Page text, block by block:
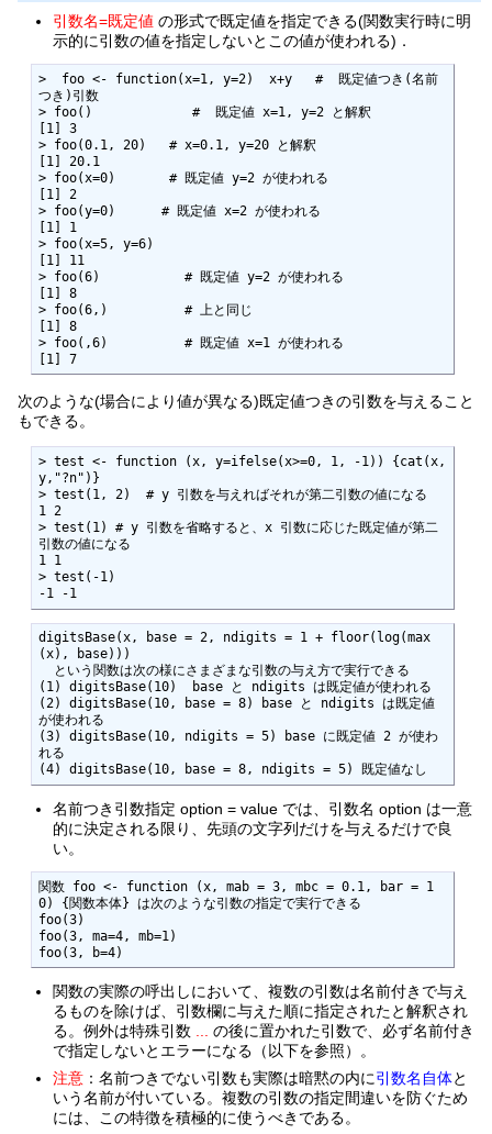
引数名=既定値 の形式で既定値を指定できる(関数実行時に明
示的に引数の値を指定しないとこの値が使われる)．
>  foo <- function(x=1, y=2)  x+y   #  既定値つき(名前
つき)引数
> foo()             #  既定値 x=1, y=2 と解釈
[1] 3
> foo(0.1, 20)   # x=0.1, y=20 と解釈
[1] 20.1
> foo(x=0)       # 既定値 y=2 が使われる
[1] 2
> foo(y=0)      # 既定値 x=2 が使われる
[1] 1
> foo(x=5, y=6)
[1] 11
> foo(6)           # 既定値 y=2 が使われる
[1] 8
> foo(6,)          # 上と同じ
[1] 8
> foo(,6)          # 既定値 x=1 が使われる
[1] 7
次のような(場合により値が異なる)既定値つきの引数を与えること
もできる。
> test <- function (x, y=ifelse(x>=0, 1, -1)) {cat(x,
y,"?n")}
> test(1, 2)  # y 引数を与えればそれが第二引数の値になる
1 2
> test(1) # y 引数を省略すると、x 引数に応じた既定値が第二
引数の値になる
1 1
> test(-1)
-1 -1
digitsBase(x, base = 2, ndigits = 1 + floor(log(max
(x), base)))
(1) digitsBase(10)  base と ndigits は既定値が使われる
(2) digitsBase(10, base = 8) base と ndigits は既定値
が使われる
(3) digitsBase(10, ndigits = 5) base に既定値 2 が使わ
れる
(4) digitsBase(10, base = 8, ndigits = 5) 既定値なし
名前つき引数指定 option = value では、引数名 option は一意
的に決定される限り、先頭の文字列だけを与えるだけで良
い。
関数 foo <- function (x, mab = 3, mbc = 0.1, bar = 1
0) {関数本体} は次のような引数の指定で実行できる
foo(3)
foo(3, ma=4, mb=1)
foo(3, b=4)
関数の実際の呼出しにおいて、複数の引数は名前付きで与え
るものを除けば、引数欄に与えた順に指定されたと解釈され
る。例外は特殊引数
の後に置かれた引数で、必ず名前付き
で指定しないとエラーになる（以下を参照）。
注意 ：名前つきでない引数も実際は暗黙の内に引数名自体と
いう名前が付いている。複数の引数の指定間違いを防ぐため
には、この特徴を積極的に使うべきである。